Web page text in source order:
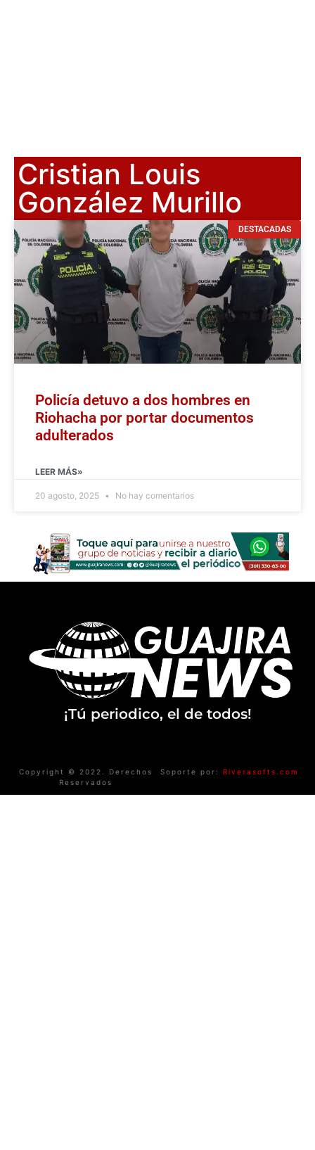
Cristian Louis
González Murillo
DESTACADAS
Policía detuvo a dos hombres en
Riohacha por portar documentos
adulterados
LEER MÁS»
20 agosto, 2025 No hay comentarios
¡Tú periodico, el de todos!
Copyright © 2022. Derechos
Reservados
Soporte por: Riverasofts.com